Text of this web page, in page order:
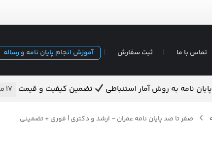
تماس با ما ثبت سفارش آموزش انجام پایان نامه و رساله
نامه به روش آمار استنباطی تضمین کیفیت و قیمت ۱۷ مرداد ۱۴۰۵
صفر تا صد پایان نامه عمران - ارشد و دکتری | فوری + تضمینی